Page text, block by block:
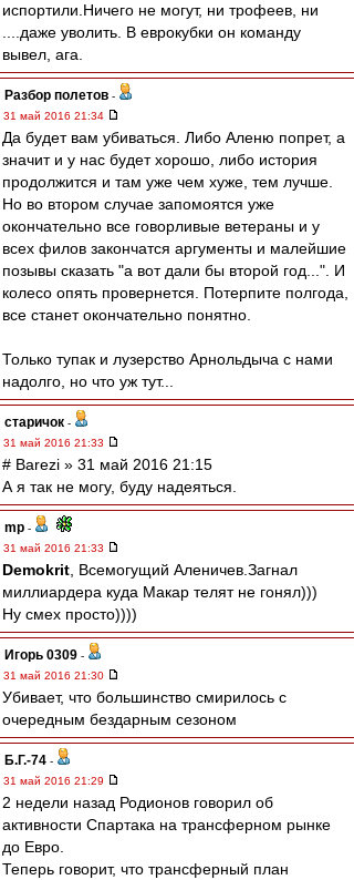
испортили.Ничего не могут, ни трофеев, ни
....даже уволить. В еврокубки он команду
вывел, ага.
Разбор полетов -
31 май 2016 21:34
Да будет вам убиваться. Либо Аленю попрет, а
значит и у нас будет хорошо, либо история
продолжится и там уже чем хуже, тем лучше.
Но во втором случае запомоятся уже
окончательно все говорливые ветераны и у
всех филов закончатся аргументы и малейшие
позывы сказать "а вот дали бы второй год...". И
колесо опять провернется. Потерпите полгода,
все станет окончательно понятно.
Только тупак и лузерство Арнольдыча с нами
надолго, но что уж тут...
старичок -
31 май 2016 21:33
# Barezi » 31 май 2016 21:15
А я так не могу, буду надеяться.
mp -
31 май 2016 21:33
Demokrit , Всемогущий Аленичев.Загнал
миллиардера куда Макар телят не гонял)))
Ну смех просто))))
Игорь 0309 -
31 май 2016 21:30
Убивает, что большинство смирилось с
очередным бездарным сезоном
Б.Г.-74 -
31 май 2016 21:29
2 недели назад Родионов говорил об
активности Спартака на трансферном рынке
до Евро.
Теперь говорит, что трансферный план